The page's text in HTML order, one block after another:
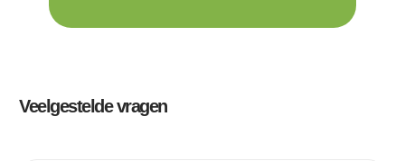
Veelgestelde vragen